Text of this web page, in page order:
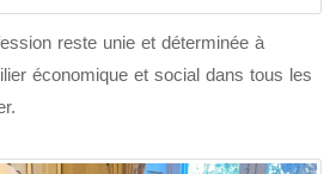
reste unie et déterminée à
économique et social dans tous les